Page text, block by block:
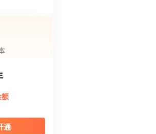
额
通